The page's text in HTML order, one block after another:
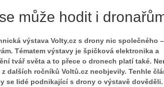
může hodit i
výstava Volty.cz s drony nic společného
Tématem výstavy je špičková elektronika a
tvář světa a to přece o dronech platí také.
dalších ročníků Voltů.cz neobjevily. Tenhle
se lidé podnikající s drony o výstavě dověděli.